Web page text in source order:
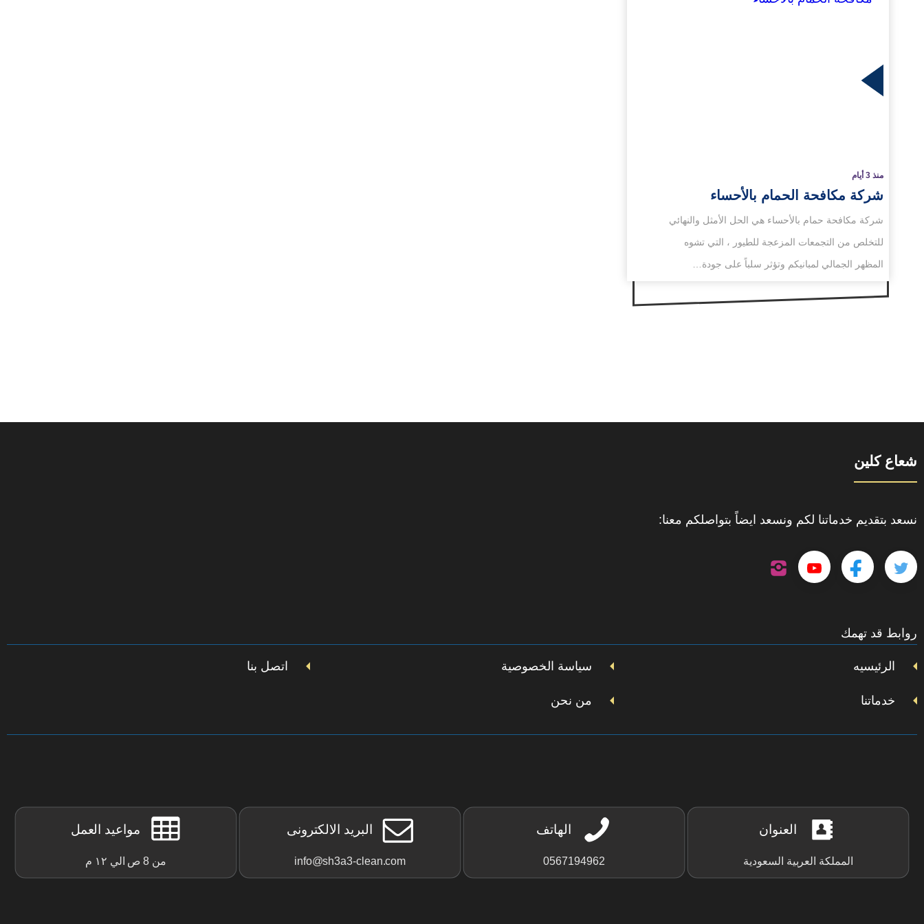
منذ 3 أيام
شركة مكافحة الحمام بالأحساء
شركة مكافحة حمام بالأحساء هي الحل الأمثل والنهائي
للتخلص من التجمعات المزعجة للطيور ، التي تشوه
المظهر الجمالي لمبانيكم وتؤثر سلباً على جودة…
شعاع كلين
نسعد بتقديم خدماتنا لكم ونسعد ايضاً بتواصلكم معنا:
تابعنا
تويتر
تابعنا
فيسبوك
تابعنا
روابط قد تهمك
الرئيسيه سياسة الخصوصية اتصل بنا
خدماتنا من نحن
العنوان
المملكة العربية السعودية
الهاتف
0567194962
البريد الالكترونى
info@sh3a3-clean.com
مواعيد العمل
من 8 ص الي ١٢ م